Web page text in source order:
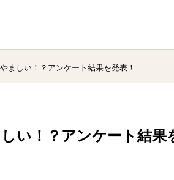
ましい！？アンケート結果を発表！
い！？アンケート結果